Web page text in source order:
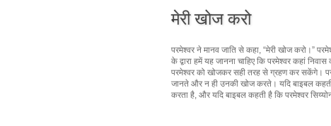
मेरी खोज करो
परमेश्वर ने मानव जाति से कहा, “मेरी खोज करो।”
के द्वारा हमें यह जानना चाहिए कि परमेश्वर कहां
परमेश्वर को खोजकर सही तरह से ग्रहण कर सकेंगे।
जानते और न ही उनकी खोज करते। यदि बाइबल कहती
करता है, और यदि बाइबल कहती है कि परमेश्वर